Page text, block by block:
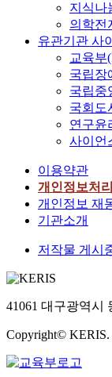
지식나
의학전
유관기관 사
교육부
국립장
국립중
국회도
연구윤
사이언
이용약관
개인정보처
개인정보 재
기관소개
저작물 게시
41061 대구광역시
Copyright©